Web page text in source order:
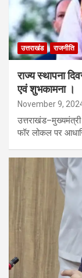
उत्तराखंड राजनीति
राज्य स्थापना
एवं शुभकामना ।
November 9,
फॉर लोकल पर